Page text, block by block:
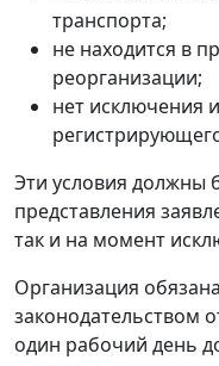
транспорта;
не находится в
реорганизации;
нет
Эти условия должны
представления
так и на момент
Организация
законодательством
один рабочий день